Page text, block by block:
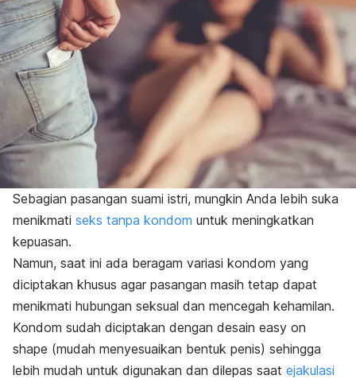
Sebagian pasangan suami istri, mungkin Anda lebih suka
menikmati seks tanpa kondom untuk meningkatkan
kepuasan.
Namun, saat ini ada beragam variasi kondom yang
diciptakan khusus agar pasangan masih tetap dapat
menikmati hubungan seksual dan mencegah kehamilan.
Kondom sudah diciptakan dengan desain easy on
shape (mudah menyesuaikan bentuk penis) sehingga
lebih mudah untuk digunakan dan dilepas saat ejakulasi